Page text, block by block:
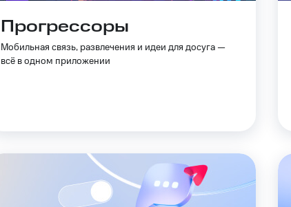
Прогрессоры
Мобильная связь, развлечения и идеи для досуга —
всё в одном приложении